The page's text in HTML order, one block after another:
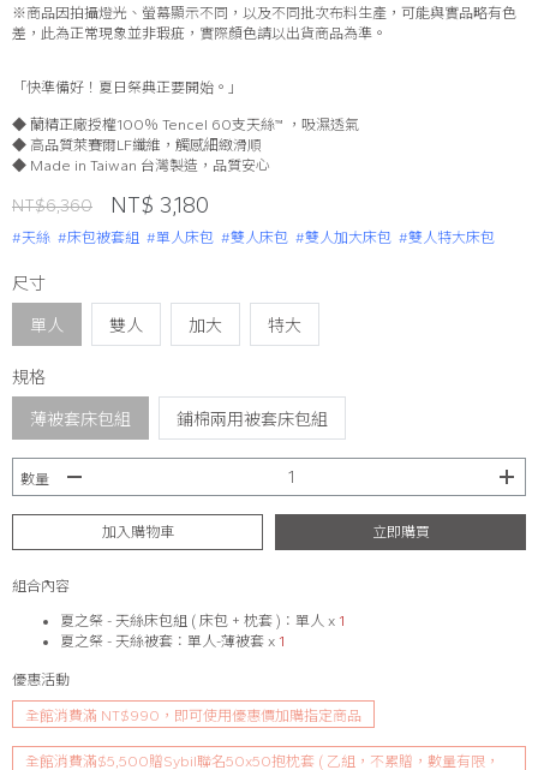
※商品因拍攝燈光、螢幕顯示不同，以及不同批次布料生產，可能與實品略有色
差，此為正常現象並非瑕疵，實際顏色請以出貨商品為準。
「快準備好！夏日祭典正要開始。」
◆ 蘭精正廠授權100％ Tencel 60支天絲™ ，吸濕透氣
◆ 高品質萊賽爾LF纖維，觸感細緻滑順
◆ Made in Taiwan 台灣製造，品質安心
NT$6,360 NT$ 3,180
#天絲 #床包被套組 #單人床包 #雙人床包 #雙人加大床包 #雙人特大床包
尺寸
單人 雙人 加大 特大
規格
薄被套床包組 鋪棉兩用被套床包組
數量
加入購物車 立即購買
組合內容
夏之祭 - 天絲床包組 ( 床包 + 枕套 )： 單人 x 1
夏之祭 - 天絲被套： 單人-薄被套 x 1
優惠活動
全館消費滿 NT$990，即可使用優惠價加購指定商品
全館消費滿$5,500贈Sybil聯名50x50抱枕套 ( 乙組，不累贈，數量有限，